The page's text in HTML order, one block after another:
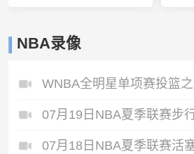
NBA录像
07月19日NBA夏季联赛步
07月18日NBA夏季联赛活